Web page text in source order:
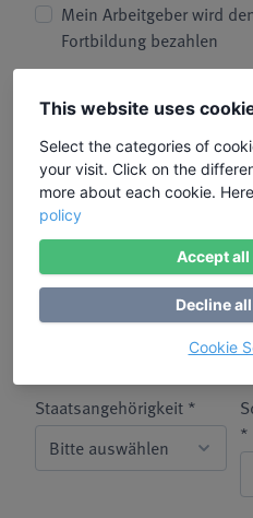
Mein Arbeitgeber wird
Fortbildung bezahlen
Freistellung zu diesem
Bildungsurlaub bereits
zugestimmt. *
Alter *
Staatsangehörigkeit *
*
This website uses
Select the categories of
your visit. Click on the
more about each cookie.
policy
Accept
Decline
Cookie